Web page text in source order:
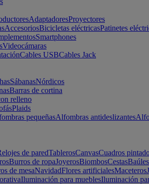
AdaptadoresProyectores
AccesoriosBicicletas eléctricasPatinetes
Smartphones
Videocámaras
Cables USBCables Jack
SábanasNórdicos
Barras de cortina
relleno
Plaids
pequeñasAlfombras antideslizantes
de paredTablerosCanvasCuadros
Burros de ropaJoyerosBiombosCestasBaúles
de mesaNavidadFlores artificialesMaceteros
Iluminación para mueblesIluminación